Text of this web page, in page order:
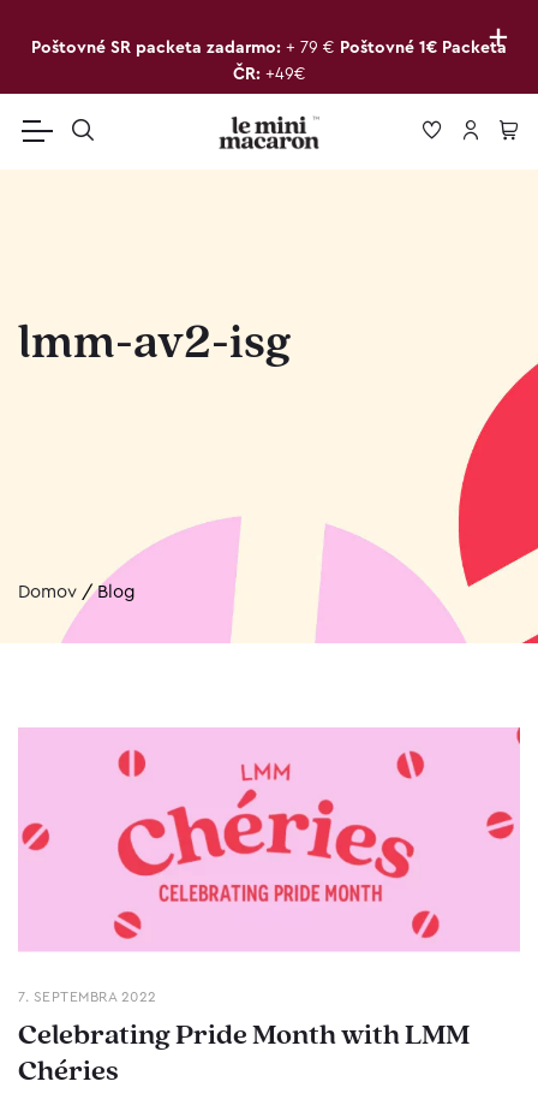
+
Poštovné SR packeta zadarmo: + 79 € Poštovné 1€ Packeta
ČR: +49€
lmm-av2-isg
Domov /Blog
7. SEPTEMBRA 2022
Celebrating Pride Month with LMM
Chéries